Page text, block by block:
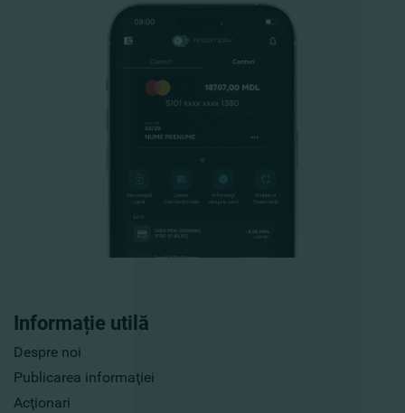
Informație utilă
Despre noi
Publicarea informaţiei
Acţionari